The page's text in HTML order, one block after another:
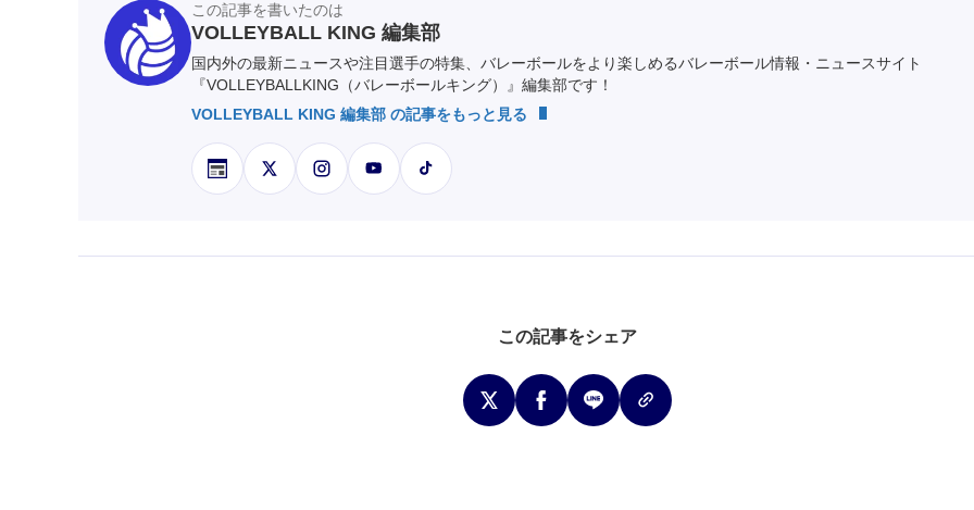
この記事を書いたのは
VOLLEYBALL KING 編集部
国内外の最新ニュースや注目選手の特集、バレーボールをより楽しめるバレーボール情報・ニュースサイト
『VOLLEYBALLKING（バレーボールキング）』編集部です！
VOLLEYBALL KING 編集部 の記事をもっと見る
この記事をシェア